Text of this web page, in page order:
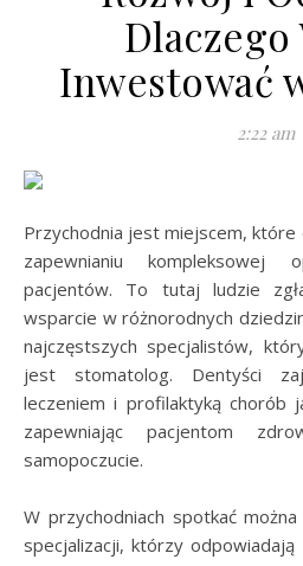
Dlaczego
Inwestować
2:22 am
Przychodnia jest miejscem,
zapewnianiu kompleksowej
pacjentów. To tutaj ludzie
wsparcie w różnorodnych
najczęstszych specjalistów,
jest stomatolog. Dentyści
leczeniem i profilaktyką chorób
zapewniając pacjentom
samopoczucie.
W przychodniach spotkać
specjalizacji, którzy